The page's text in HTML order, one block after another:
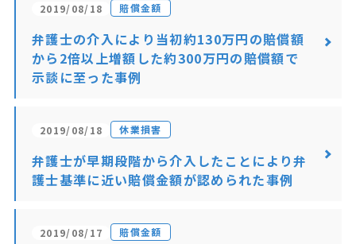
2019/08/18 賠償金額
弁護士の介入により当初約130万円の賠償額
から2倍以上増額した約300万円の賠償額で
示談に至った事例
2019/08/18 休業損害
弁護士が早期段階から介入したことにより弁
護士基準に近い賠償金額が認められた事例
2019/08/17 賠償金額